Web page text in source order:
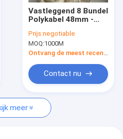
OP
Vastleggend 8 Bundel
Polykabel 48mm -
Bestand voor
Schepen
Prijs:negotiable
MOQ:1000M
Ontvang de meest recente Prijs
Contact nu
meer